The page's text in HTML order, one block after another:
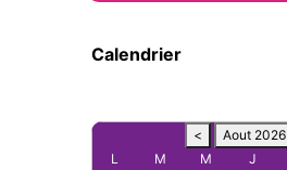
Calendrier
< Aout 2026
L
M M J